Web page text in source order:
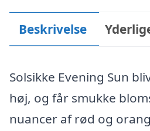
Beskrivelse
Solsikke Evening Sun
høj, og får smukke
nuancer af rød og